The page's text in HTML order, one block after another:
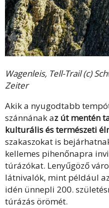
Wagenleis, Tell-Trail (c)
Zeiter
Akik a nyugodtabb
szánnának az út mentén
kulturális és természeti
szakaszokat is
kellemes pihenőnapra
túrázókat. Lenyűgöző
látnivalók, mint például
idén ünnepli 200.
túrázás örömét.